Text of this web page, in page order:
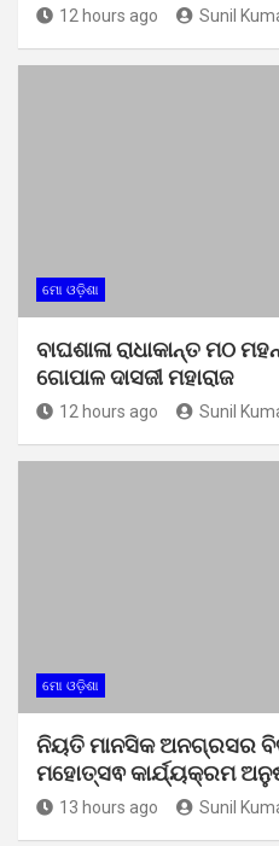
12 hours ago Sunil
ମୋ ଓଡ଼ିଶା
ବାଘଶାଳା ରାଧାକାନ୍ତ ମଠ
ଗୋପାଳ ଦାସଜୀ ମହାରାଜ
12 hours ago Sunil
ମୋ ଓଡ଼ିଶା
ନିୟତି ମାନସିକ ଅନଗ୍ରସର
ମହୋତ୍ସଵ କାର୍ଯ୍ୟକ୍ରମ
13 hours ago Sunil